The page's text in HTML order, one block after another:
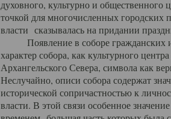
духовного, культурно и общественного
точкой для многочисленных городских
власти сказывалась на придании
Появление в соборе гражданских и
характер собора, как культурного
Архангельского Севера, символа как
Неслучайно, описи собора содержат
исторической сопричастностью к
власти. В этой связи особенное